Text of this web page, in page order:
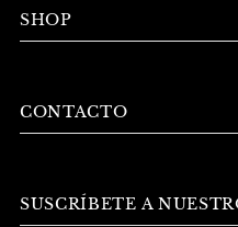
SHOP
CONTACTO
SUSCRÍBETE A